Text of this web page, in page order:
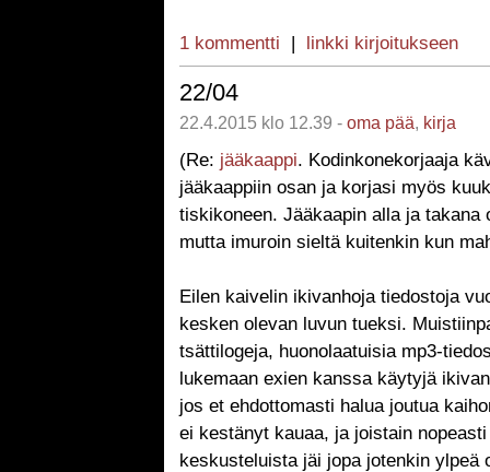
1 kommentti | linkki kirjoitukseen
22/04
22.4.2015 klo 12.39 - oma pää, kirja
(Re: jääkaappi. Kodinkonekorjaaja
jääkaappiin osan ja korjasi myös
tiskikoneen. Jääkaapin alla ja takana
mutta imuroin sieltä kuitenkin kun
Eilen kaivelin ikivanhoja tiedostoja
kesken olevan luvun tueksi.
tsättilogeja, huonolaatuisia mp3-
lukemaan exien kanssa käytyjä
jos et ehdottomasti halua joutua
ei kestänyt kauaa, ja joistain
keskusteluista jäi jopa jotenkin ylpeä